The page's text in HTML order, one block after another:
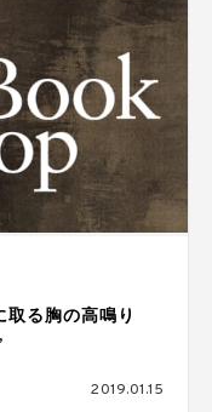
る胸の高鳴り
2019.01.15